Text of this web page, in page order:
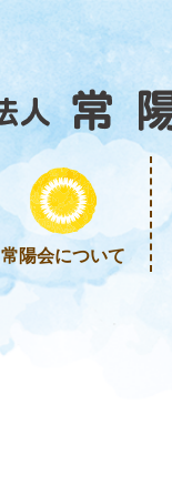
常陽会について